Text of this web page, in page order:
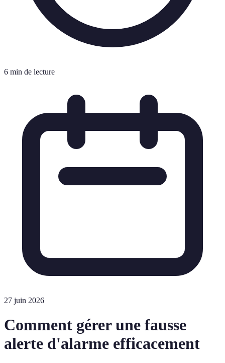
6 min de lecture
27 juin 2026
Comment gérer une fausse
alerte d'alarme efficacement